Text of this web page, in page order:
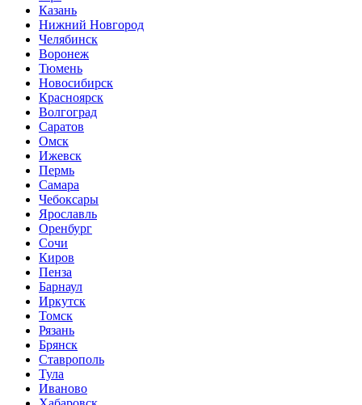
Казань
Нижний Новгород
Челябинск
Воронеж
Тюмень
Новосибирск
Красноярск
Волгоград
Саратов
Омск
Ижевск
Пермь
Самара
Чебоксары
Ярославль
Оренбург
Сочи
Киров
Пенза
Барнаул
Иркутск
Томск
Рязань
Брянск
Ставрополь
Тула
Иваново